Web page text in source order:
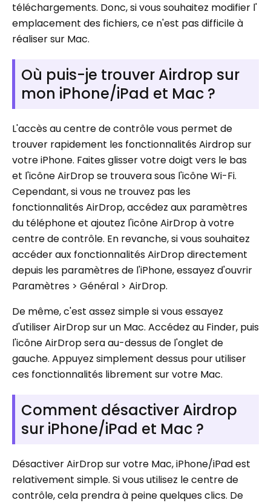
téléchargements. Donc, si vous souhaitez modifier l'
emplacement des fichiers, ce n'est pas difficile à
réaliser sur Mac.
Où puis-je trouver Airdrop sur
mon iPhone/iPad et Mac ?
L'accès au centre de contrôle vous permet de
trouver rapidement les fonctionnalités Airdrop sur
votre iPhone. Faites glisser votre doigt vers le bas
et l'icône AirDrop se trouvera sous l'icône Wi-Fi.
Cependant, si vous ne trouvez pas les
fonctionnalités AirDrop, accédez aux paramètres
du téléphone et ajoutez l'icône AirDrop à votre
centre de contrôle. En revanche, si vous souhaitez
accéder aux fonctionnalités AirDrop directement
depuis les paramètres de l'iPhone, essayez d'ouvrir
Paramètres > Général > AirDrop.
De même, c'est assez simple si vous essayez
d'utiliser AirDrop sur un Mac. Accédez au Finder, puis
l'icône AirDrop sera au-dessus de l'onglet de
gauche. Appuyez simplement dessus pour utiliser
ces fonctionnalités librement sur votre Mac.
Comment désactiver Airdrop
sur iPhone/iPad et Mac ?
Désactiver AirDrop sur votre Mac, iPhone/iPad est
relativement simple. Si vous utilisez le centre de
contrôle, cela prendra à peine quelques clics. De